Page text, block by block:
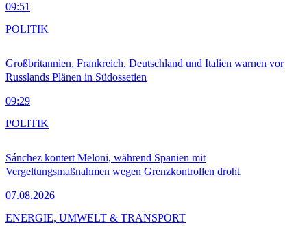
09:51
Großbritannien, Frankreich, Deutschland und Italien warnen vor
Russlands Plänen in Südossetien
09:29
POLITIK
Sánchez kontert Meloni, während Spanien mit
Vergeltungsmaßnahmen wegen Grenzkontrollen droht
07.08.2026
POLITIK
ENERGIE, UMWELT & TRANSPORT